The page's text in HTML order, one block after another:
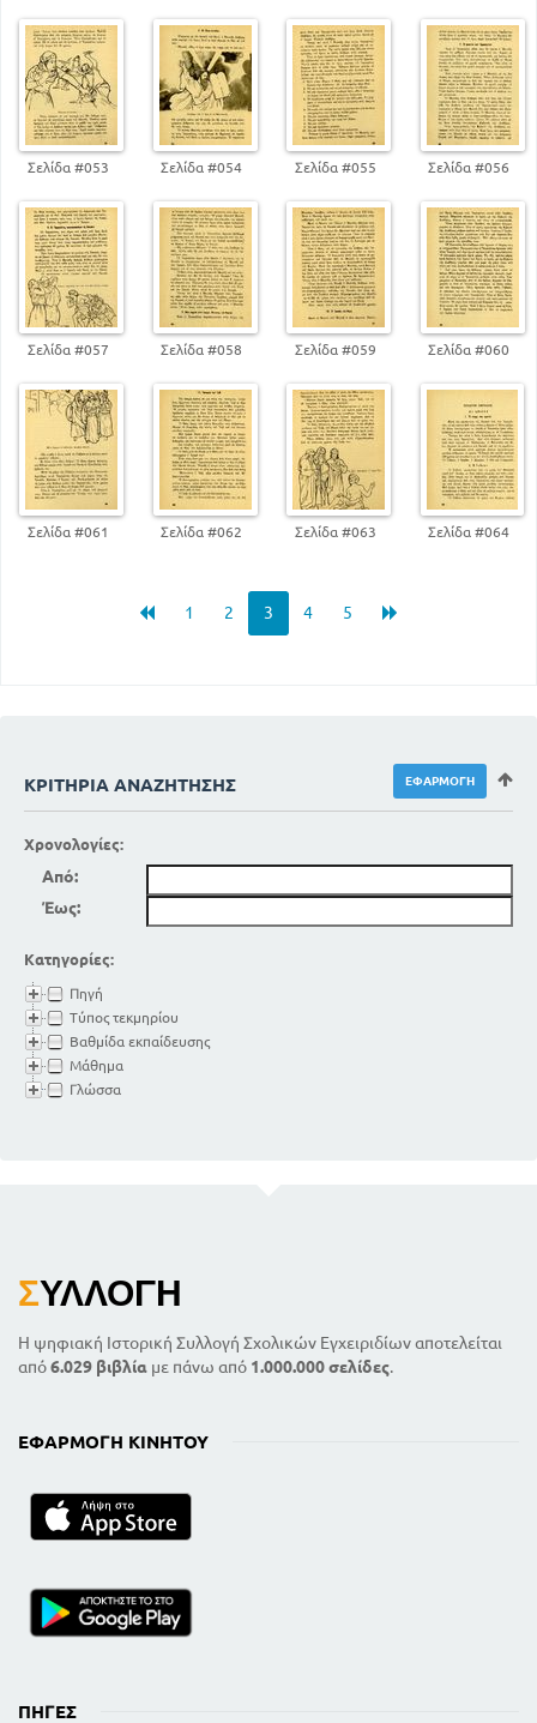
Σελίδα #053 Σελίδα #054 Σελίδα #055 Σελίδα #056
Σελίδα #057 Σελίδα #058 Σελίδα #059 Σελίδα #060
Σελίδα #061 Σελίδα #062 Σελίδα #063 Σελίδα #064
1 2 3 4 5
ΚΡΙΤΉΡΙΑ ΑΝΑΖΉΤΗΣΗΣ
Χρονολογίες:
Από:
Έως:
Κατηγορίες:
Πηγή
Τύπος τεκμηρίου
Βαθμίδα εκπαίδευσης
Μάθημα
Γλώσσα
ΣΥΛΛΟΓΉ
Η ψηφιακή Ιστορική Συλλογή Σχολικών Εγχειριδίων αποτελείται
από6.029 βιβλία με πάνω από 1.000.000 σελίδες.
ΕΦΑΡΜΟΓΉ ΚΙΝΗΤΟΎ
ΠΗΓΈΣ